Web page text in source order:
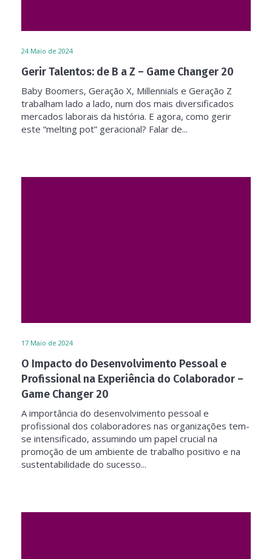
24 Maio de 2024
Gerir Talentos: de B a Z – Game Changer 20
Baby Boomers, Geração X, Millennials e Geração Z
trabalham lado a lado, num dos mais diversificados
mercados laborais da história. E agora, como gerir
este “melting pot” geracional? Falar de...
17 Maio de 2024
O Impacto do Desenvolvimento Pessoal e
Profissional na Experiência do Colaborador –
Game Changer 20
A importância do desenvolvimento pessoal e
profissional dos colaboradores nas organizações tem-
se intensificado, assumindo um papel crucial na
promoção de um ambiente de trabalho positivo e na
sustentabilidade do sucesso...